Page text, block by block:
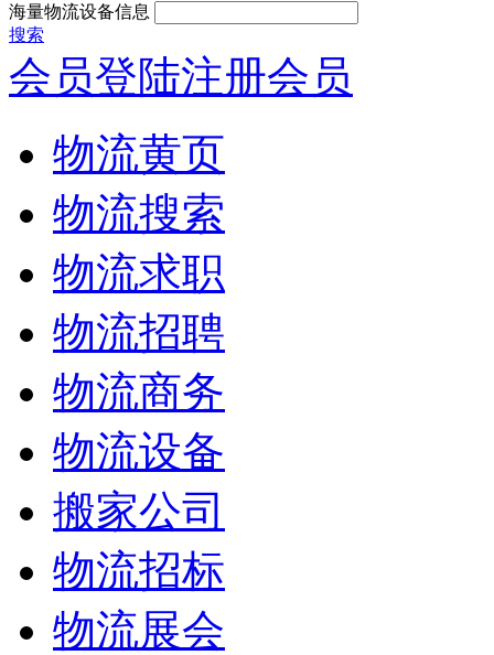
海量物流设备信息
搜索
会员登陆注册会员
物流黄页
物流搜索
物流求职
物流招聘
物流商务
物流设备
搬家公司
物流招标
物流展会